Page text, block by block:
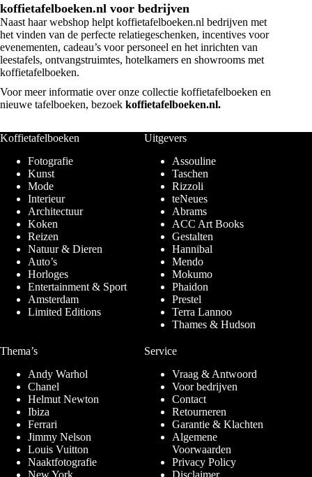
koffietafelboeken.nl voor bedrijven
Naast haar webshop helpt koffietafelboeken.nl bedrijven met
het vinden van de perfecte relatiegeschenken, incentives voor
evenementen, cadeau’s voor personeel en het inrichten van
leestafels, ontvangstruimtes, hotelkamers en showrooms met
koffietafelboeken.
Voor meer informatie over onze collectie koffietafelboeken en
nieuwe tafelboeken, bezoek koffietafelboeken.nl.
Koffietafelboeken
Fotografie
Kunst
Mode
Interieur
Architectuur
Koken
Reizen
Natuur & Dieren
Auto’s
Horloges
Entertainment & Sport
Amsterdam
Limited Editions
Uitgevers
Assouline
Taschen
Rizzoli
teNeues
Abrams
ACC Art Books
Gestalten
Hannibal
Mendo
Mokumo
Phaidon
Prestel
Terra Lannoo
Thames & Hudson
Thema’s
Andy Warhol
Chanel
Helmut Newton
Ibiza
Ferrari
Jimmy Nelson
Louis Vuitton
Naaktfotografie
New York
Service
Vraag & Antwoord
Voor bedrijven
Contact
Retourneren
Garantie & Klachten
Algemene
Voorwaarden
Privacy Policy
Disclaimer